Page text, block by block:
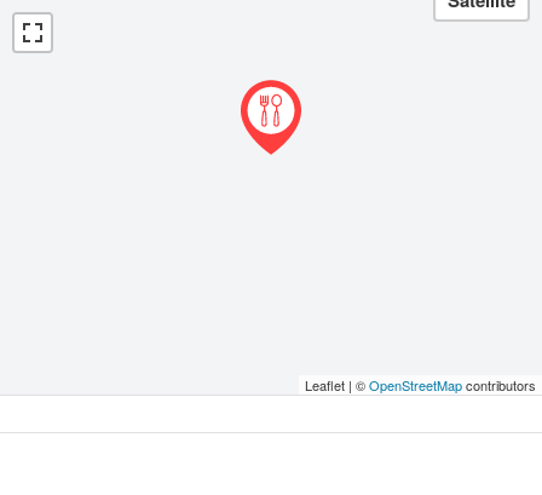
Leaflet | ©OpenStreetMapcontributors